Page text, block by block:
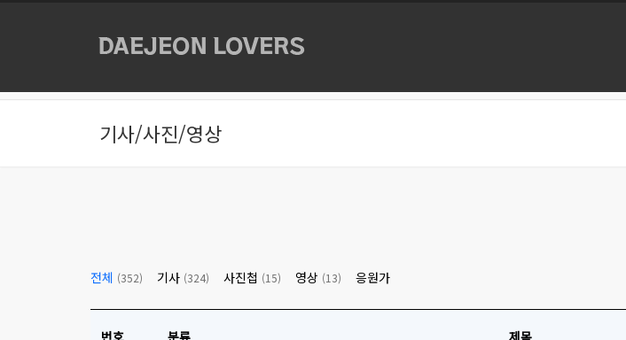
기사/사진/영상
전체 (352) 기사 (324) 사진첩 (15) 영상 (13) 응원가
번호 분류 제목